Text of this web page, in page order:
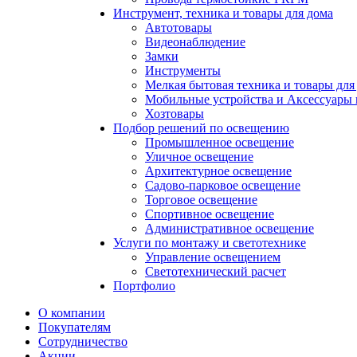
Инструмент, техника и товары для дома
Автотовары
Видеонаблюдение
Замки
Инструменты
Мелкая бытовая техника и товары для
Мобильные устройства и Аксессуары
Хозтовары
Подбор решений по освещению
Промышленное освещение
Уличное освещение
Архитектурное освещение
Садово-парковое освещение
Торговое освещение
Спортивное освещение
Административное освещение
Услуги по монтажу и светотехнике
Управление освещением
Светотехнический расчет
Портфолио
О компании
Покупателям
Сотрудничество